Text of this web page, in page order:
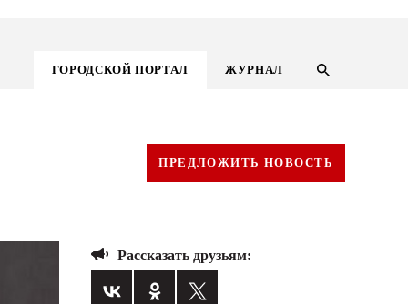
ГОРОДСКОЙ ПОРТАЛ ЖУРНАЛ
ПРЕДЛОЖИТЬ НОВОСТЬ
Рассказать друзьям: